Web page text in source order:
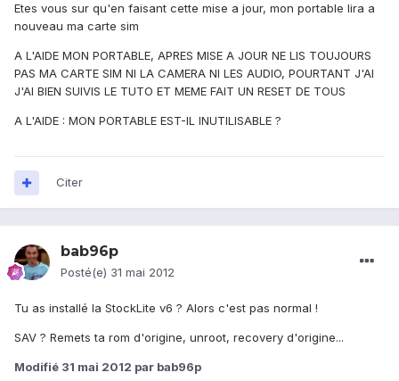
Etes vous sur qu'en faisant cette mise a jour, mon portable lira a
nouveau ma carte sim
A L'AIDE MON PORTABLE, APRES MISE A JOUR NE LIS TOUJOURS
PAS MA CARTE SIM NI LA CAMERA NI LES AUDIO, POURTANT J'AI
J'AI BIEN SUIVIS LE TUTO ET MEME FAIT UN RESET DE TOUS
A L'AIDE : MON PORTABLE EST-IL INUTILISABLE ?
Citer
bab96p
Posté(e) 31 mai 2012
Tu as installé la StockLite v6 ? Alors c'est pas normal !
SAV ? Remets ta rom d'origine, unroot, recovery d'origine...
Modifié 31 mai 2012 par bab96p